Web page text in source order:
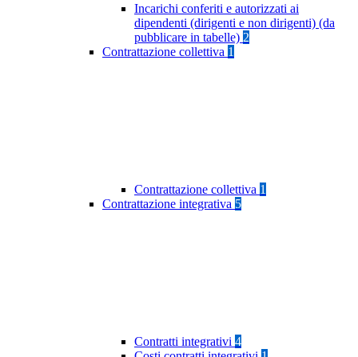
Incarichi conferiti e autorizzati ai
dipendenti (dirigenti e non dirigenti) (da
pubblicare in tabelle) 2
Contrattazione collettiva 1
Contrattazione collettiva 1
Contrattazione integrativa 5
Contratti integrativi 4